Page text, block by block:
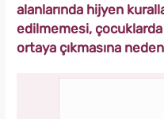
alanlarında hijyen
edilmemesi,
ortaya çıkmasına